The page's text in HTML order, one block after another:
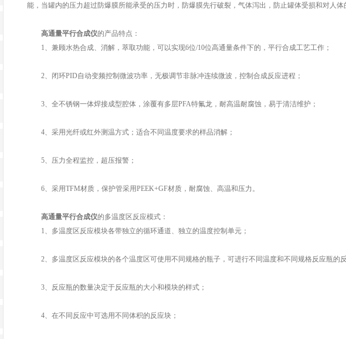
能，当罐内的压力超过防爆膜所能承受的压力时，防爆膜先行破裂，气体泻出，防止罐体受损和对人体
高通量平行合成仪的产品特点：
1、兼顾水热合成、消解，萃取功能，可以实现6位/10位高通量条件下的，平行合成工艺工作；
2、闭环PID自动变频控制微波功率，无极调节非脉冲连续微波，控制合成反应进程；
3、全不锈钢一体焊接成型腔体，涂覆有多层PFA特氟龙，耐高温耐腐蚀，易于清洁维护；
4、采用光纤或红外测温方式；适合不同温度要求的样品消解；
5、压力全程监控，超压报警；
6、采用TFM材质，保护管采用PEEK+GF材质，耐腐蚀、高温和压力。
高通量平行合成仪的多温度区反应模式：
1、多温度区反应模块各带独立的循环通道、独立的温度控制单元；
2、多温度区反应模块的各个温度区可使用不同规格的瓶子，可进行不同温度和不同规格反应瓶的
3、反应瓶的数量决定于反应瓶的大小和模块的样式；
4、在不同反应中可选用不同体积的反应块；